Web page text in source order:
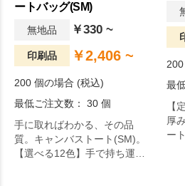
ートバッグ(SM)
無地品 ￥330 ~
印刷品 ￥2,406 ~
200 個の場合 (税込)
最低ご注文数： 30 個
手に取ればわかる、その品
質。キャンバストート(SM)。
【選べる12色】手で持ち運ぶ
最
【
厚
ー